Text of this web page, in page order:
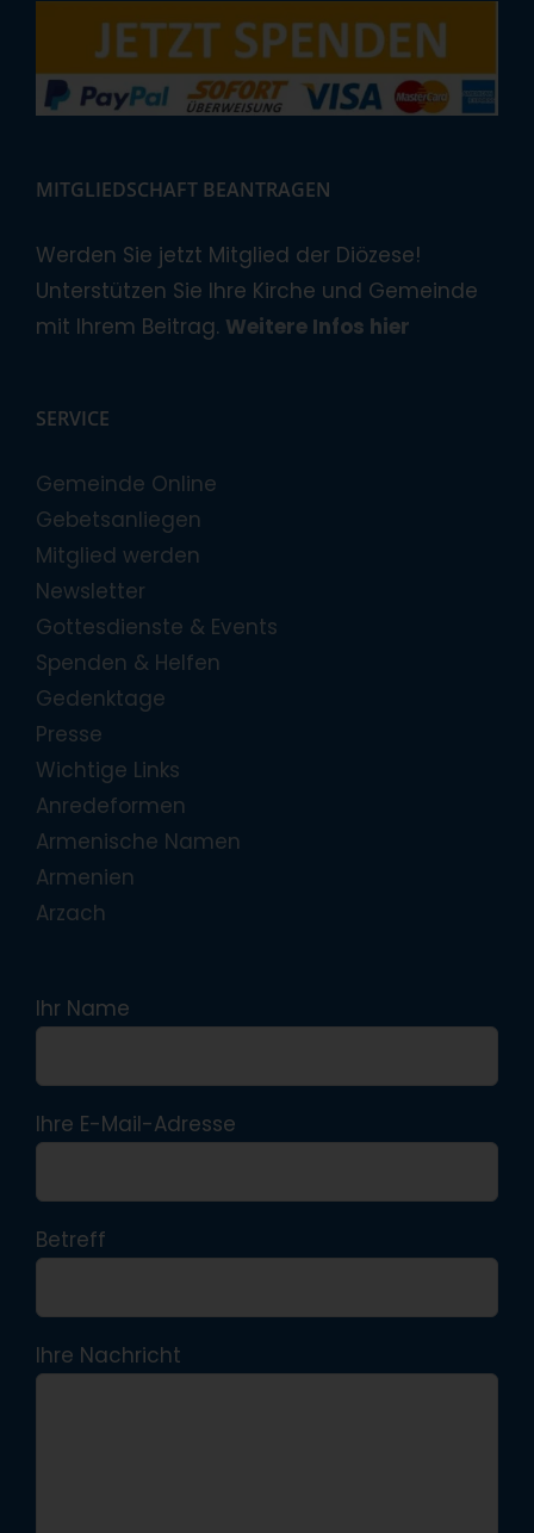
MITGLIEDSCHAFT BEANTRAGEN
Werden Sie jetzt Mitglied der Diözese!
Unterstützen Sie Ihre Kirche und Gemeinde
mit Ihrem Beitrag. Weitere Infos hier
SERVICE
Gemeinde Online
Gebetsanliegen
Mitglied werden
Newsletter
Gottesdienste & Events
Spenden & Helfen
Gedenktage
Presse
Wichtige Links
Anredeformen
Armenische Namen
Armenien
Arzach
Ihr Name
Ihre E-Mail-Adresse
Betreff
Ihre Nachricht